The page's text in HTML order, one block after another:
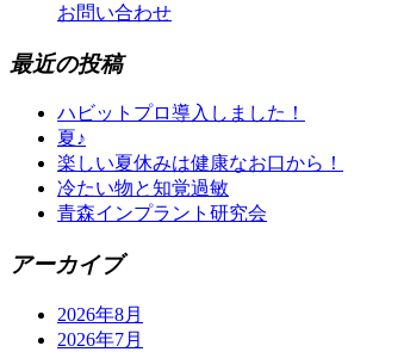
お問い合わせ
最近の投稿
ハビットプロ導入しました！
夏♪
楽しい夏休みは健康なお口から！
冷たい物と知覚過敏
青森インプラント研究会
アーカイブ
2026年8月
2026年7月